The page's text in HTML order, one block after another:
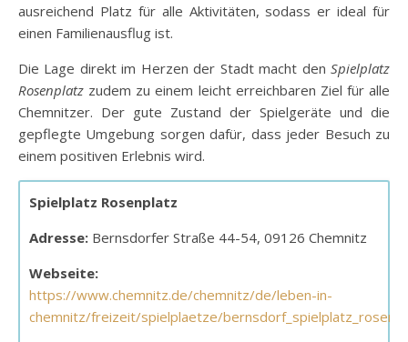
ausreichend Platz für alle Aktivitäten, sodass er ideal für
einen Familienausflug ist.
Die Lage direkt im Herzen der Stadt macht den Spielplatz
Rosenplatz zudem zu einem leicht erreichbaren Ziel für alle
Chemnitzer. Der gute Zustand der Spielgeräte und die
gepflegte Umgebung sorgen dafür, dass jeder Besuch zu
einem positiven Erlebnis wird.
Spielplatz Rosenplatz
Adresse: Bernsdorfer Straße 44-54, 09126 Chemnitz
Webseite:
https://www.chemnitz.de/chemnitz/de/leben-in-
chemnitz/freizeit/spielplaetze/